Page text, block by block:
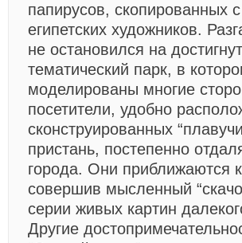
папирусов, скопированных
египетских художников.
не остановился на
тематический парк, в
моделированы многие
посетители, удобно
сконструированных
пристань, постепенно
города. Они приближаются
совершив мысленный
серии живых картин
Другие